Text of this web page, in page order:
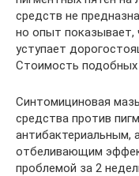
средств не
но опыт показывает,
уступает
Стоимость подобных
Синтомициновая
средства против
антибактериальным,
отбеливающим
проблемой за 2